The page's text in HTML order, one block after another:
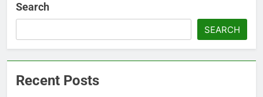
Search
SEARCH
Recent Posts